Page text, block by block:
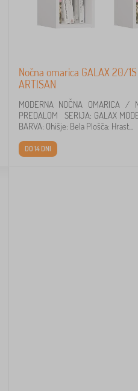
Nočna omarica GALAX 20/
ARTISAN
MODERNA NOČNA OMARICA /
PREDALOM SERIJA: GALAX
BARVA: Ohišje: Bela Plošča: Hrast...
DO 14 DNI